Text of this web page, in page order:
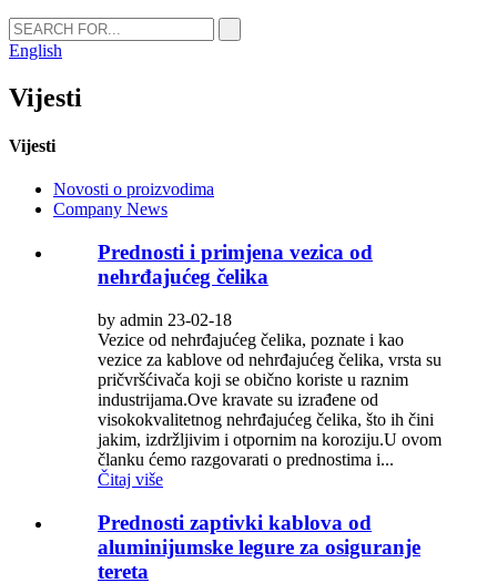
English
Vijesti
Vijesti
Novosti o proizvodima
Company News
Prednosti i primjena vezica od
nehrđajućeg čelika
by admin 23-02-18
Vezice od nehrđajućeg čelika, poznate i kao
vezice za kablove od nehrđajućeg čelika, vrsta su
pričvršćivača koji se obično koriste u raznim
industrijama.Ove kravate su izrađene od
visokokvalitetnog nehrđajućeg čelika, što ih čini
jakim, izdržljivim i otpornim na koroziju.U ovom
članku ćemo razgovarati o prednostima i...
Čitaj više
Prednosti zaptivki kablova od
aluminijumske legure za osiguranje
tereta